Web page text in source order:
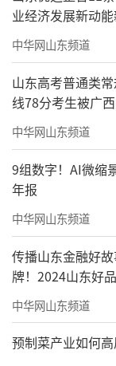
业经济发展新动
中华网山东频道
山东高考普通类
线78分考生被广
中华网山东频道
9组数字！AI微缩
年报
中华网山东频道
传播山东金融好
牌！2024山东好
中华网山东频道
预制菜产业如何